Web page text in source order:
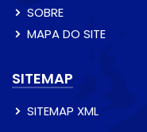
SOBRE
MAPA DO SITE
SITEMAP
SITEMAP XML